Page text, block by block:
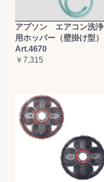
アプソン エアコン洗浄
用ホッパー（壁掛け型）
Art.4670
￥7,315